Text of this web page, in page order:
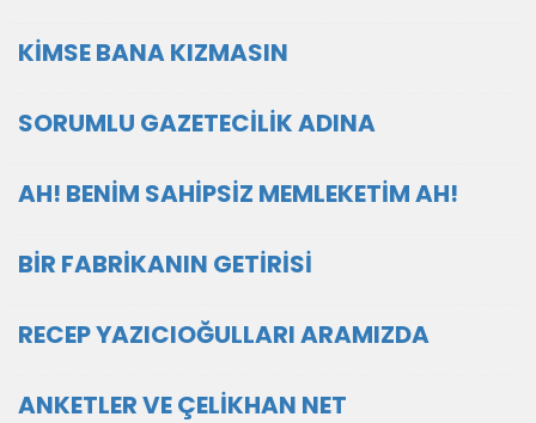
KİMSE BANA KIZMASIN
SORUMLU GAZETECİLİK ADINA
AH! BENİM SAHİPSİZ MEMLEKETİM AH!
BİR FABRİKANIN GETİRİSİ
RECEP YAZICIOĞULLARI ARAMIZDA
ANKETLER VE ÇELİKHAN NET